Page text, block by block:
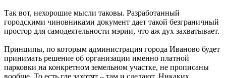
Так вот, нехорошие мысли таковы. Разработанный
городскими чиновниками документ дает такой безграничный
простор для самодеятельности мэрии, что аж дух захватывает.
Принципы, по которым администрация города Иваново будет
принимать решение об организации именно платной
парковки на конкретном земельном участке, не прописаны